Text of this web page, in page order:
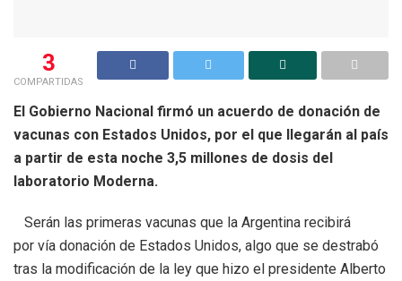
3
COMPARTIDAS
El Gobierno Nacional firmó un acuerdo de donación de
vacunas con Estados Unidos, por el que llegarán al país
a partir de esta noche 3,5 millones de dosis del
laboratorio Moderna.
Serán las primeras vacunas que la Argentina recibirá
por vía donación de Estados Unidos, algo que se destrabó
tras la modificación de la ley que hizo el presidente Alberto